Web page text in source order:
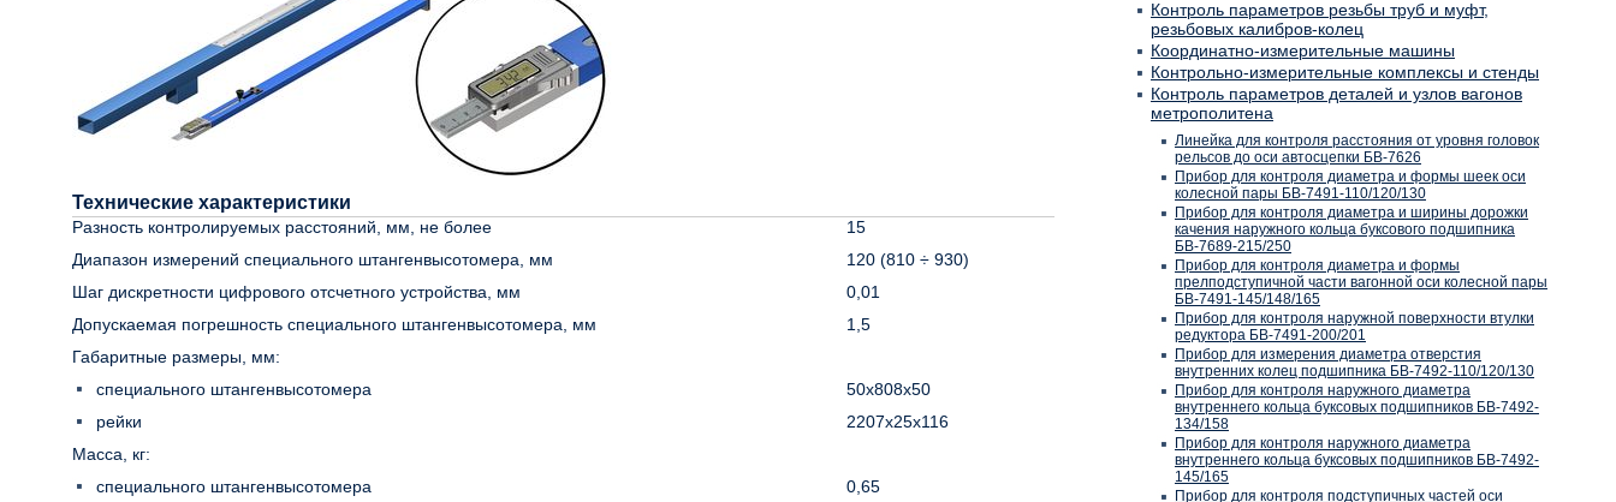
Технические характеристики
Разность контролируемых расстояний, мм, не более
15
Диапазон измерений специального штангенвысотомера, мм
120 (810 ÷ 930)
Шаг дискретности цифрового отсчетного устройства, мм
0,01
Допускаемая погрешность специального штангенвысотомера, мм
1,5
Габаритные размеры, мм:
специального штангенвысотомера
50х808х50
рейки
2207х25х116
Масса, кг:
специального штангенвысотомера
0,65
Контроль параметров резьбы труб и муфт,
резьбовых калибров-колец
Координатно-измерительные машины
Контрольно-измерительные комплексы и стенды
Контроль параметров деталей и узлов вагонов
метрополитена
Линейка для контроля расстояния от уровня головок
рельсов до оси автосцепки БВ-7626
Прибор для контроля диаметра и формы шеек оси
колесной пары БВ-7491-110/120/130
Прибор для контроля диаметра и ширины дорожки
качения наружного кольца буксового подшипника
БВ-7689-215/250
Прибор для контроля диаметра и формы
прелподступичной части вагонной оси колесной пары
БВ-7491-145/148/165
Прибор для контроля наружной поверхности втулки
редуктора БВ-7491-200/201
Прибор для измерения диаметра отверстия
внутренних колец подшипника БВ-7492-110/120/130
Прибор для контроля наружного диаметра
внутреннего кольца буксовых подшипников БВ-7492-
134/158
Прибор для контроля наружного диаметра
внутреннего кольца буксовых подшипников БВ-7492-
145/165
Прибор для контроля подступичных частей оси